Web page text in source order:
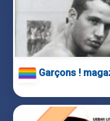
Garçons !